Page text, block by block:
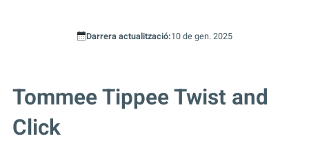
Darrera actualització:10 de gen. 2025
Tommee Tippee Twist and
Click